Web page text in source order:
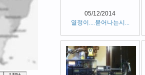
05/12/2014
열정이....묻어나는시...